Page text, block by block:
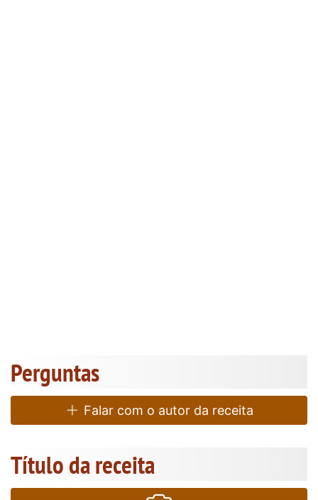
Perguntas
Falar com o autor da receita
Título da receita